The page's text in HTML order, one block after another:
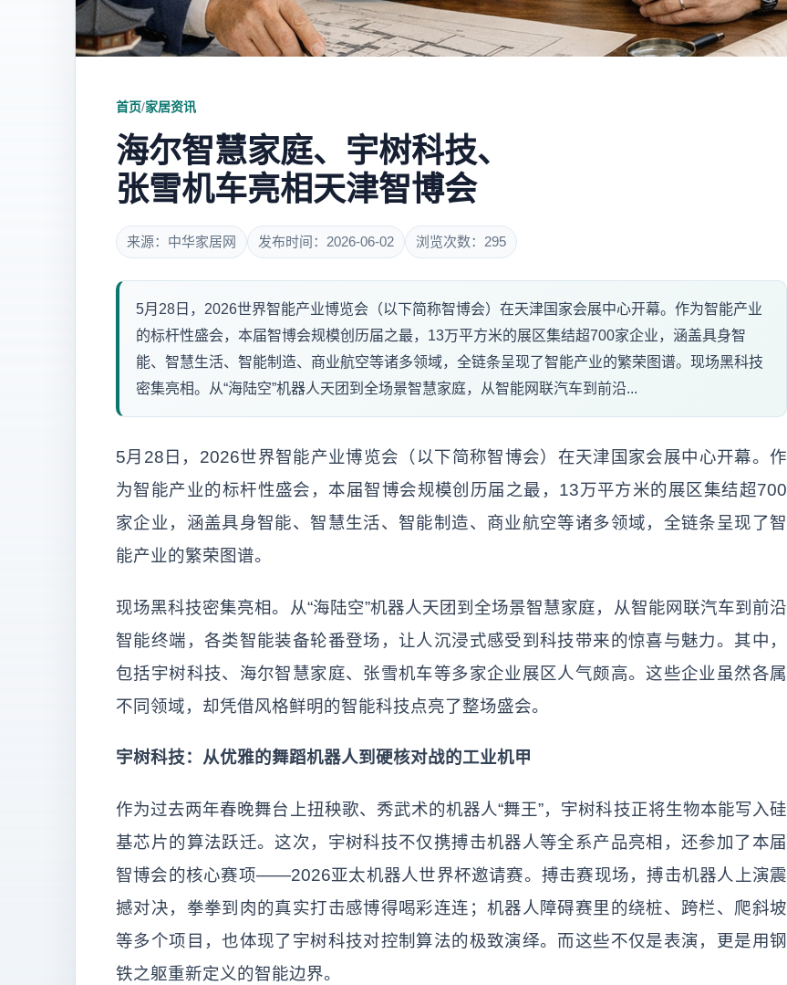
首页/家居资讯
海尔智慧家庭、宇树科技、
张雪机车亮相天津智博会
来源：中华家居网 发布时间：2026-06-02 浏览次数：295
5月28日，2026世界智能产业博览会（以下简称智博会）在天津国家会展中心开幕。作为智能产业
的标杆性盛会，本届智博会规模创历届之最，13万平方米的展区集结超700家企业，涵盖具身智
能、智慧生活、智能制造、商业航空等诸多领域，全链条呈现了智能产业的繁荣图谱。现场黑科技
密集亮相。从“海陆空”机器人天团到全场景智慧家庭，从智能网联汽车到前沿...
5月28日，2026世界智能产业博览会（以下简称智博会）在天津国家会展中心开幕。作
为智能产业的标杆性盛会，本届智博会规模创历届之最，13万平方米的展区集结超700
家企业，涵盖具身智能、智慧生活、智能制造、商业航空等诸多领域，全链条呈现了智
能产业的繁荣图谱。
现场黑科技密集亮相。从“海陆空”机器人天团到全场景智慧家庭，从智能网联汽车到前沿
智能终端，各类智能装备轮番登场，让人沉浸式感受到科技带来的惊喜与魅力。其中，
包括宇树科技、海尔智慧家庭、张雪机车等多家企业展区人气颇高。这些企业虽然各属
不同领域，却凭借风格鲜明的智能科技点亮了整场盛会。
宇树科技：从优雅的舞蹈机器人到硬核对战的工业机甲
作为过去两年春晚舞台上扭秧歌、秀武术的机器人“舞王”，宇树科技正将生物本能写入硅
基芯片的算法跃迁。这次，宇树科技不仅携搏击机器人等全系产品亮相，还参加了本届
智博会的核心赛项——2026亚太机器人世界杯邀请赛。搏击赛现场，搏击机器人上演震
撼对决，拳拳到肉的真实打击感博得喝彩连连；机器人障碍赛里的绕桩、跨栏、爬斜坡
等多个项目，也体现了宇树科技对控制算法的极致演绎。而这些不仅是表演，更是用钢
铁之躯重新定义的智能边界。